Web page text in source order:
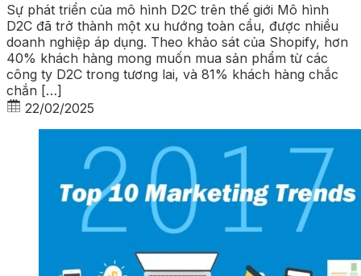
Sự phát triển của mô hình D2C trên thế giới Mô hình
D2C đã trở thành một xu hướng toàn cầu, được nhiều
doanh nghiệp áp dụng. Theo khảo sát của Shopify, hơn
40% khách hàng mong muốn mua sản phẩm từ các
công ty D2C trong tương lai, và 81% khách hàng chắc
chắn […]
22/02/2025